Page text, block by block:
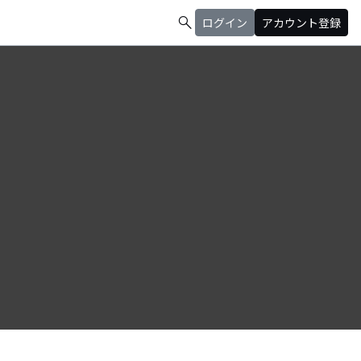
search ログイン アカウント登録